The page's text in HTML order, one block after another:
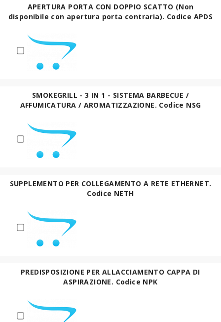
APERTURA PORTA CON DOPPIO SCATTO (Non
disponibile con apertura porta contraria). Codice APDS
SMOKEGRILL - 3 IN 1 - SISTEMA BARBECUE /
AFFUMICATURA / AROMATIZZAZIONE. Codice NSG
SUPPLEMENTO PER COLLEGAMENTO A RETE ETHERNET.
Codice NETH
PREDISPOSIZIONE PER ALLACCIAMENTO CAPPA DI
ASPIRAZIONE. Codice NPK